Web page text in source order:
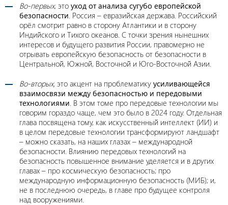
Во-первых, это уход от анализа сугубо европейской
безопасности. Россия – евразийская держава. Российский
орёл смотрит равно в сторону Атлантики и в сторону
Индийского и Тихого океанов. С точки зрения нынешних
интересов и будущего развития России, правомерно не
отрывать европейскую безопасность от безопасности в
Центральной, Южной, Восточной и Юго-Восточной Азии.
Во-вторых, это акцент на проблематику усиливающейся
взаимосвязи между безопасностью и передовыми
технологиями. В этом томе про передовые технологии мы
говорим гораздо чаще, чем это было в 2024 году. Отдельная
глава посвящена тому, как искусственный интеллект (ИИ) и
в целом передовые технологии трансформируют ландшафт
– можно сказать, на наших глазах – международной
безопасности. Влиянию передовых технологий на
безопасность повышенное внимание уделяется и в других
главах – про космическую безопасность; про
международную информационную безопасность (МИБ); и,
не в последнюю очередь, в главе про будущее контроля
над вооружениями.